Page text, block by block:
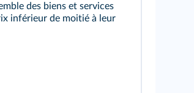
des biens et services
inférieur de moitié à leur